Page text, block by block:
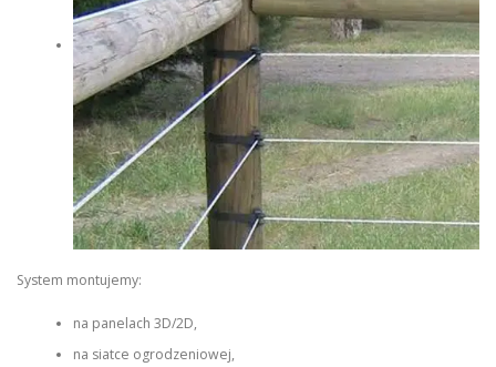
System montujemy:
na panelach 3D/2D,
na siatce ogrodzeniowej,